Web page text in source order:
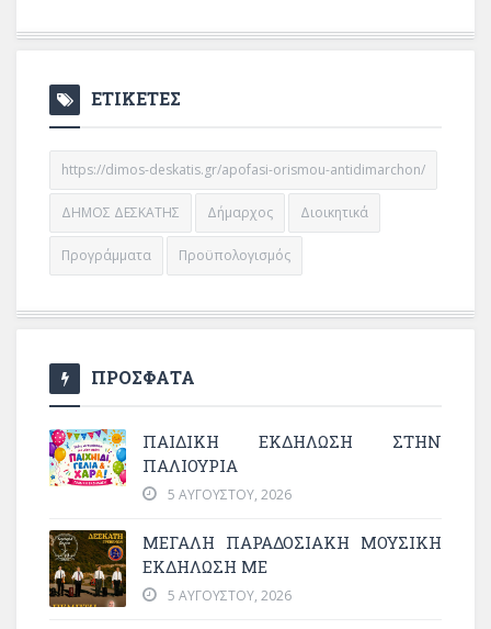
ΕΤΙΚΕΤΕΣ
https://dimos-deskatis.gr/apofasi-orismou-antidimarchon/
ΔΗΜΟΣ ΔΕΣΚΑΤΗΣ Δήμαρχος Διοικητικά
Προγράμματα Προϋπολογισμός
ΠΡΟΣΦΑΤΑ
ΠΑΙΔΙΚΗ ΕΚΔΗΛΩΣΗ ΣΤΗΝ
ΠΑΛΙΟΥΡΙΑ
5 ΑΥΓΟΎΣΤΟΥ, 2026
ΜΕΓΆΛΗ ΠΑΡΑΔΟΣΙΑΚΉ ΜΟΥΣΙΚΉ
ΕΚΔΉΛΩΣΗ ΜΕ
5 ΑΥΓΟΎΣΤΟΥ, 2026